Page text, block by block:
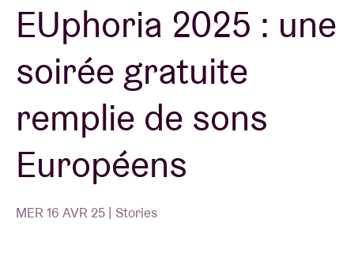
BRDCST
ABtv
Chèque-concert
À propos de l'AB
Contact
EUphoria 2025 : une
soirée gratuite
remplie de sons
Européens
MER 16 AVR 25 | Stories